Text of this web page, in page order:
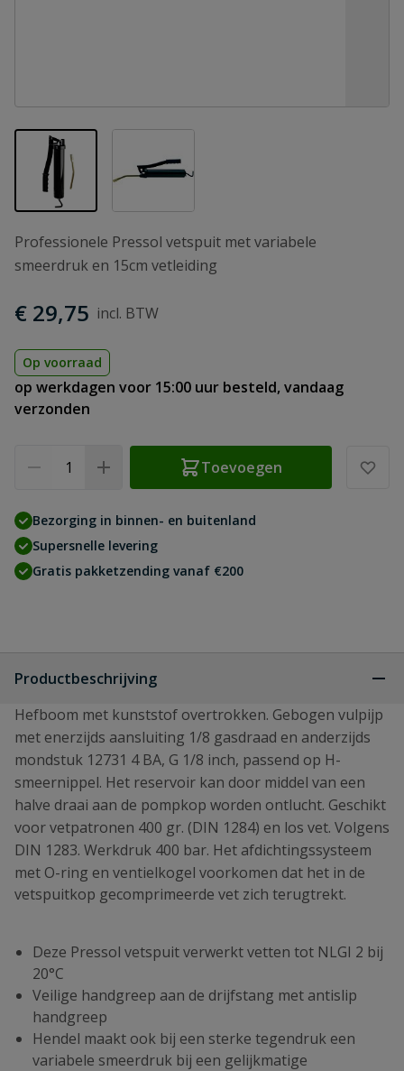
View larger image
Professionele Pressol vetspuit met variabele
smeerdruk en 15cm vetleiding
€ 29,75
Op voorraad
op werkdagen voor 15:00 uur besteld, vandaag
verzonden
Toevoegen
Bezorging in binnen- en buitenland
Supersnelle levering
Gratis pakketzending vanaf €200
Productbeschrijving
Hefboom met kunststof overtrokken. Gebogen vulpijp
met enerzijds aansluiting 1/8 gasdraad en anderzijds
mondstuk 12731 4 BA, G 1/8 inch, passend op H-
smeernippel. Het reservoir kan door middel van een
halve draai aan de pompkop worden ontlucht. Geschikt
voor vetpatronen 400 gr. (DIN 1284) en los vet. Volgens
DIN 1283. Werkdruk 400 bar. Het afdichtingssysteem
met O-ring en ventielkogel voorkomen dat het in de
vetspuitkop gecomprimeerde vet zich terugtrekt.
Deze Pressol vetspuit verwerkt vetten tot NLGI 2 bij
20°C
Veilige handgreep aan de drijfstang met antislip
handgreep
Hendel maakt ook bij een sterke tegendruk een
variabele smeerdruk bij een gelijkmatige